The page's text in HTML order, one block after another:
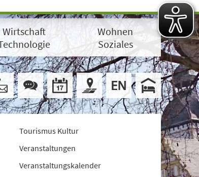
Wirtschaft
Wohnen
Soziales
Tourismus Kultur
Veranstaltungen
Veranstaltungskalender